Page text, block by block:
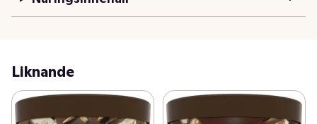
Magnum Crackables är inte bara en glass – det är ett
detaljerna. Krämig glass med smak av pistage och med
pistageskal med knapriga, karamelliserade och saltade
pistagebitar. Toppen är doppad i Magnums knäckande
Liknande